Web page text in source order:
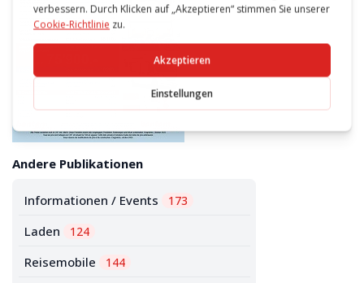
Andere Publikationen
Informationen / Events 173
Laden 124
Reisemobile 144